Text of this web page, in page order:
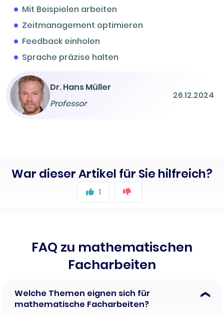
Mit Beispielen arbeiten
Zeitmanagement optimieren
Feedback einholen
Sprache präzise halten
Dr. Hans Müller
Professor
26.12.2024
War dieser Artikel für Sie hilfreich?
1
FAQ zu mathematischen
Facharbeiten
Welche Themen eignen sich für
mathematische Facharbeiten?